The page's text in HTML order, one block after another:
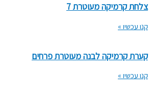
צלחת קרמיקה מעוטרת 7
קנו עכשיו »
קערת קרמיקה לבנה מעוטרת פרחים
קנו עכשיו »